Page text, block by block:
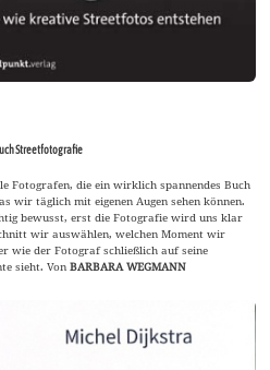
Streetfotografie
Fotografen, die ein wirklich spannendes Buch
wir täglich mit eigenen Augen sehen können.
bewusst, erst die Fotografie wird uns klar
wir auswählen, welchen Moment wir
wie der Fotograf schließlich auf seine
sieht. VonBARBARA WEGMANN